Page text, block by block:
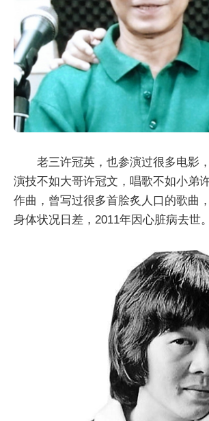
老三许冠英，也参演过很多电影
演技不如大哥许冠文，唱歌不如小弟
作曲，曾写过很多首脍炙人口的歌曲
身体状况日差，2011年因心脏病去世。